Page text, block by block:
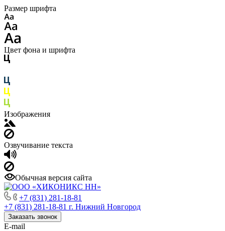
Размер шрифта
Цвет фона и шрифта
Изображения
Озвучивание текста
Обычная версия сайта
+7 (831) 281-18-81
+7 (831) 281-18-81 г. Нижний Новгород
Заказать звонок
E-mail